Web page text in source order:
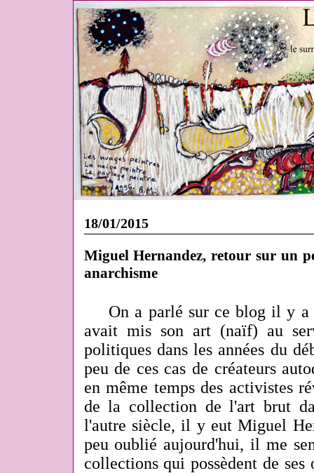
18/01/2015
Miguel Hernandez, retour sur un
anarchisme
On a parlé sur ce blog il y a
avait mis son art (naïf) au
politiques dans les années du
peu de ces cas de créateurs
en même temps des activistes
de la collection de l'art brut
l'autre siècle, il y eut Miguel
peu oublié aujourd'hui, il me
collections qui possèdent de ses